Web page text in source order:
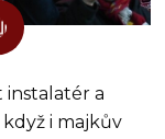
a
i majkův